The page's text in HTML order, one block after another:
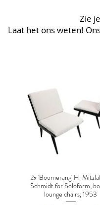
Zie
Laat het ons weten!
2x 'Boomerang' H.
Schmidt for Soloform,
lounge chairs, 1953